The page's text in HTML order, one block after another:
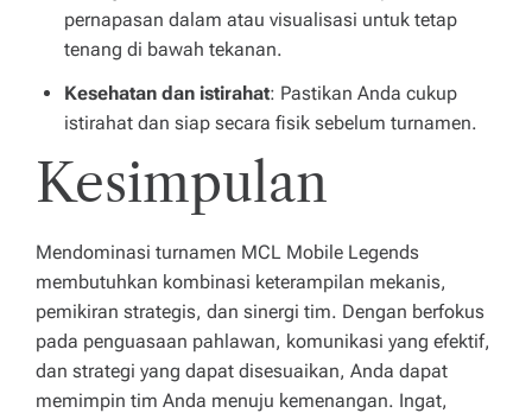
pernapasan dalam atau visualisasi untuk tetap
tenang di bawah tekanan.
Kesehatan dan istirahat: Pastikan Anda cukup
istirahat dan siap secara fisik sebelum turnamen.
Kesimpulan
Mendominasi turnamen MCL Mobile Legends
membutuhkan kombinasi keterampilan mekanis,
pemikiran strategis, dan sinergi tim. Dengan berfokus
pada penguasaan pahlawan, komunikasi yang efektif,
dan strategi yang dapat disesuaikan, Anda dapat
memimpin tim Anda menuju kemenangan. Ingat,